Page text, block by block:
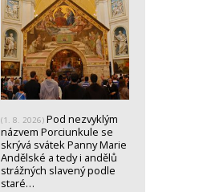
(1. 8. 2026) Pod nezvyklým
názvem Porciunkule se
skrývá svátek Panny Marie
Andělské a tedy i andělů
strážných slavený podle
staré…